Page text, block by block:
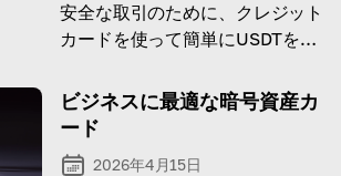
安全な取引のために、クレジット
カードを使って簡単にUSDTを購
ビジネスに最適な暗号資産カ
ード
2026年4月15日